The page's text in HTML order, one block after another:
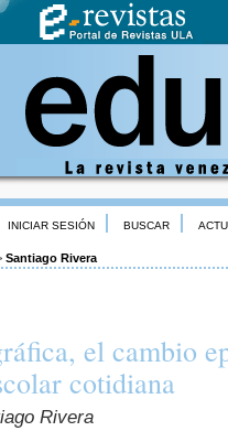
INICIAR SESIÓN BUSCAR
Santiago Rivera
el cambio
cotidiana
Rivera